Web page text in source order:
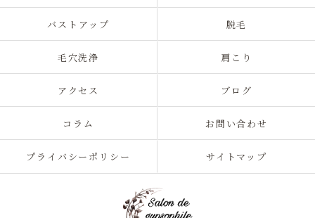
バストアップ 脱毛
毛穴洗浄 肩こり
アクセス ブログ
コラム お問い合わせ
プライバシーポリシー サイトマップ